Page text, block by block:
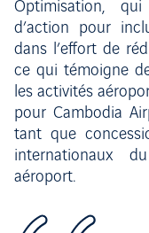
Optimisation,
d’action pour
dans l’effort de
ce qui témoigne
les activités
pour Cambodia
tant que
internationaux
aéroport.